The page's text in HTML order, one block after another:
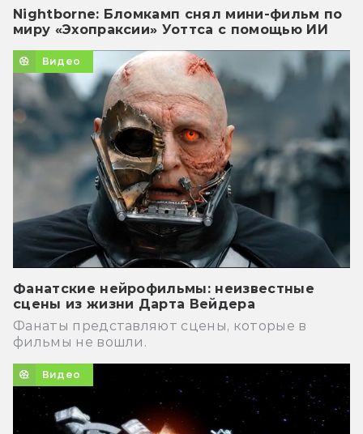
Nightborne: Бломкамп снял мини-фильм по
миру «Эхопраксии» Уоттса с помощью ИИ
Видео
Фанатские нейрофильмы: неизвестные
сцены из жизни Дарта Вейдера
Фанаты представляют сцены, которые в
фильмы не вошли.
Видео